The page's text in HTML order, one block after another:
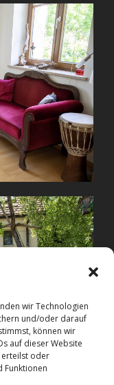
wir Technologien
und/oder darauf
können wir
auf dieser Website
erteilst oder
Funktionen